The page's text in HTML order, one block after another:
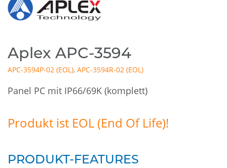
Aplex APC-3594
APC-3594P-02 , APC-3594R-02
Panel PC mit IP66/69K (komplett)
Produkt ist EOL (End Of Life)!
PRODUKT-FEATURES